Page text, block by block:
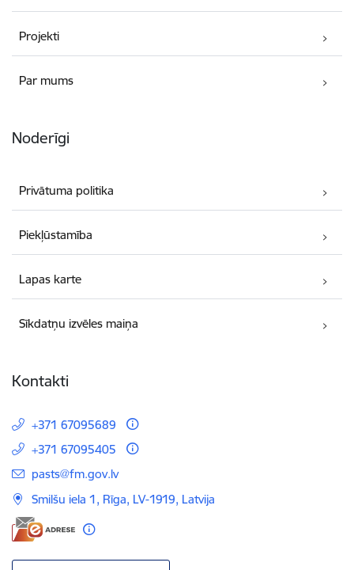
Projekti
Par mums
Noderīgi
Privātuma politika
Piekļūstamība
Lapas karte
Sīkdatņu izvēles maiņa
Kontakti
+371 67095689
+371 67095405
E-pasts:
pasts@fm.gov.lv
Smilšu iela 1, Rīga, LV-1919, Latvija